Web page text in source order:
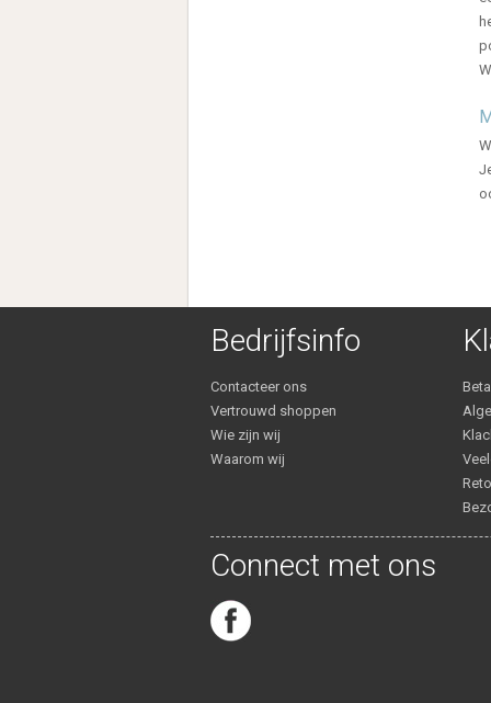
Bedrijfsinfo
Contacteer ons
Vertrouwd shoppen
Wie zijn wij
Waarom wij
Connect met ons